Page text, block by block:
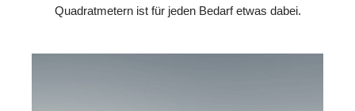
Quadratmetern ist für jeden Bedarf etwas dabei.